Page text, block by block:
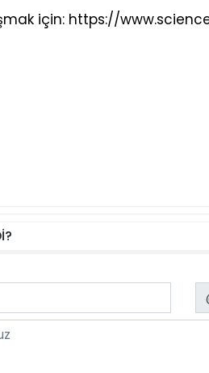
için: https://